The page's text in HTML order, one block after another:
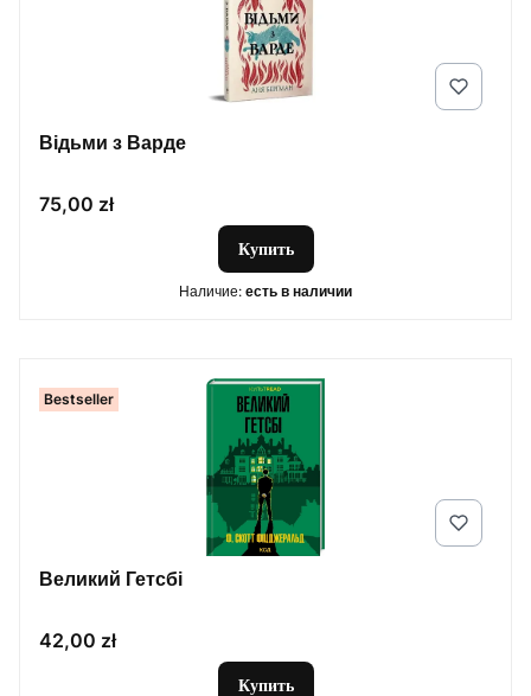
Відьми з Варде
Цена
75,00 zł
Купить
Наличие: есть в наличии
Bestseller
Великий Гетсбі
Цена
42,00 zł
Купить